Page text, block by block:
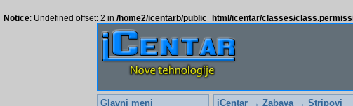
Notice: Undefined offset: 2 in /home2/icentarb/public_html/icentar/classes/
Glavni meni iCentar→ Zabava→ Stripovi